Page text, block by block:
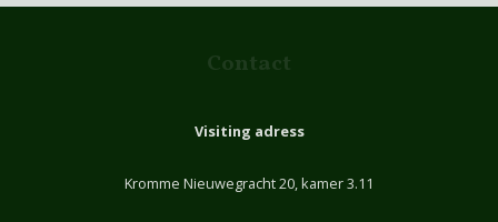
Contact
Visiting adress
Kromme Nieuwegracht 20, kamer 3.11